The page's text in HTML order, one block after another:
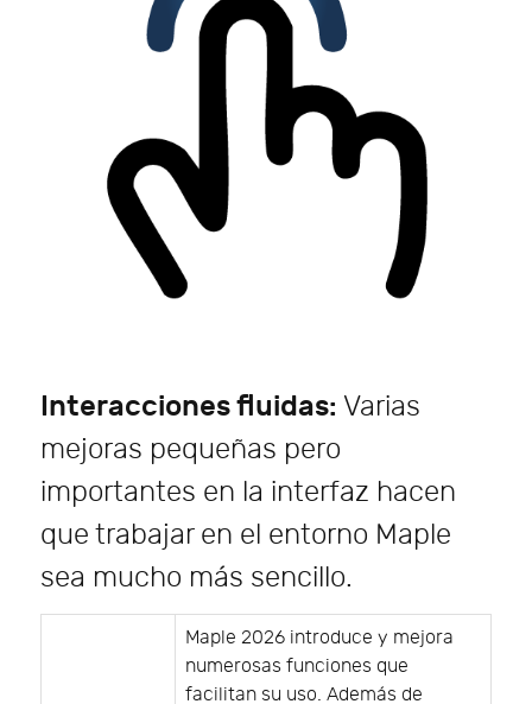
Interacciones fluidas: Varias
mejoras pequeñas pero
importantes en la interfaz hacen
que trabajar en el entorno Maple
sea mucho más sencillo.
Maple 2026 introduce y mejora
numerosas funciones que
facilitan su uso. Además de